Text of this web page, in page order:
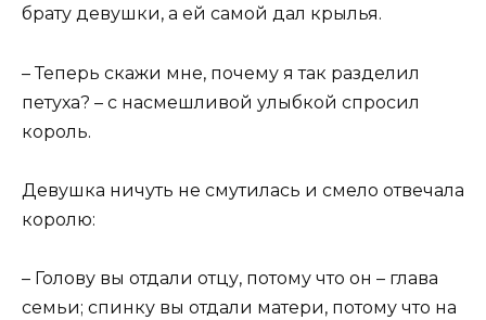
брату девушки, а ей самой дал крылья.
– Теперь скажи мне, почему я так разделил
петуха? – с насмешливой улыбкой спросил
король.
Девушка ничуть не смутилась и смело отвечала
королю:
– Голову вы отдали отцу, потому что он – глава
семьи; спинку вы отдали матери, потому что на